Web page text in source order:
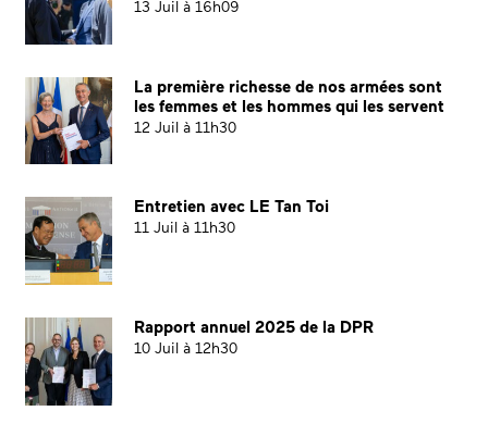
13 Juil à 16h09
La première richesse de nos armées sont
les femmes et les hommes qui les servent
12 Juil à 11h30
Entretien avec LE Tan Toi
11 Juil à 11h30
Rapport annuel 2025 de la DPR
10 Juil à 12h30